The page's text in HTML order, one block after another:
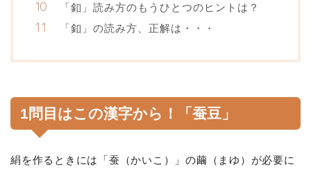
「釦」読み方のもうひとつのヒントは？
「釦」の読み方、正解は・・・
1問目はこの漢字から！「蚕豆」
絹を作るときには「蚕（かいこ）」の繭（まゆ）が必要に